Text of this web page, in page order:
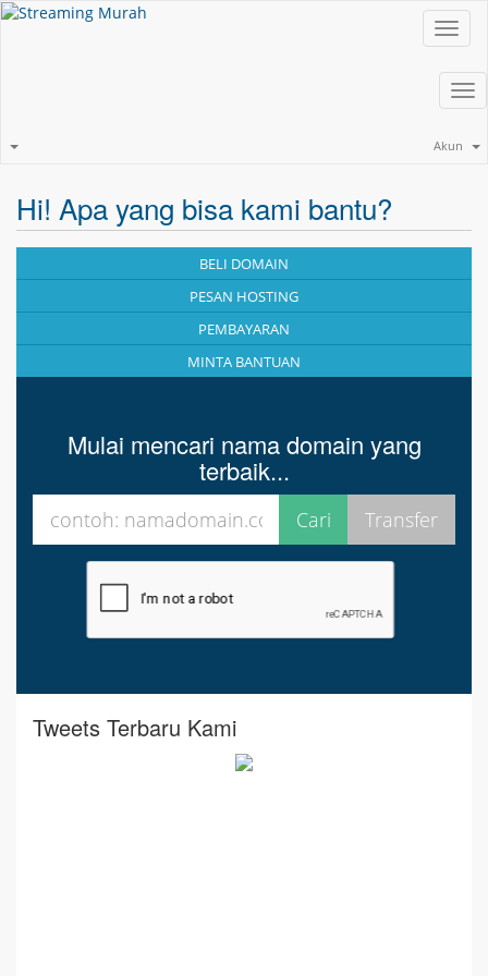
Akun
Hi! Apa yang bisa kami bantu?
BELI DOMAIN
PESAN HOSTING
PEMBAYARAN
MINTA BANTUAN
Mulai mencari nama domain yang
terbaik...
Tweets Terbaru Kami